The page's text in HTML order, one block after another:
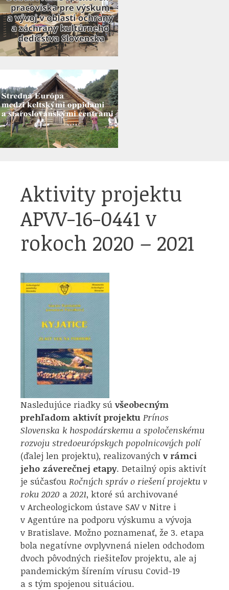
Aktivity projektu
APVV-16-0441 v
rokoch 2020 – 2021
Nasledujúce riadky sú všeobecným
prehľadom aktivít projektu Prínos
Slovenska k hospodárskemu a spoločenskému
rozvoju stredoeurópskych popolnicových polí
(ďalej len projektu), realizovaných v rámci
jeho záverečnej etapy. Detailný opis aktivít
je súčasťou Ročných správ o riešení projektu v
roku 2020 a 2021, ktoré sú archivované
v Archeologickom ústave SAV v Nitre i
v Agentúre na podporu výskumu a vývoja
v Bratislave. Možno poznamenať, že 3. etapa
bola negatívne ovplyvnená nielen odchodom
dvoch pôvodných riešiteľov projektu, ale aj
pandemickým šírením vírusu Covid-19
a s tým spojenou situáciou.